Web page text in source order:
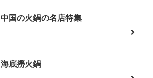
中国の火鍋の名店特集
海底撈火鍋